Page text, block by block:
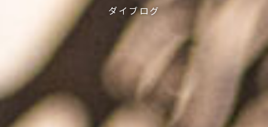
ダイブログ